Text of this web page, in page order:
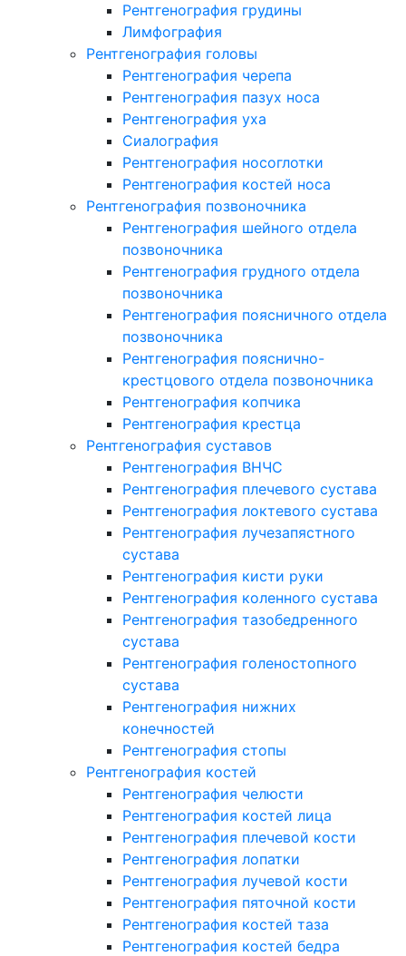
Рентгенография грудины
Лимфография
Рентгенография головы
Рентгенография черепа
Рентгенография пазух носа
Рентгенография уха
Сиалография
Рентгенография носоглотки
Рентгенография костей носа
Рентгенография позвоночника
Рентгенография шейного отдела
позвоночника
Рентгенография грудного отдела
позвоночника
Рентгенография поясничного отдела
позвоночника
Рентгенография пояснично-
крестцового отдела позвоночника
Рентгенография копчика
Рентгенография крестца
Рентгенография суставов
Рентгенография ВНЧС
Рентгенография плечевого сустава
Рентгенография локтевого сустава
Рентгенография лучезапястного
сустава
Рентгенография кисти руки
Рентгенография коленного сустава
Рентгенография тазобедренного
сустава
Рентгенография голеностопного
сустава
Рентгенография нижних
конечностей
Рентгенография стопы
Рентгенография костей
Рентгенография челюсти
Рентгенография костей лица
Рентгенография плечевой кости
Рентгенография лопатки
Рентгенография лучевой кости
Рентгенография пяточной кости
Рентгенография костей таза
Рентгенография костей бедра